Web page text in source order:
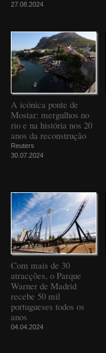
27.08.2024
A icónica ponte de
Mostar: mergulhos no
rio e na história nos 20
anos da reconstrução
Reuters
30.07.2024
Com mais de 30
atracções, o Parque
Warner de Madrid
recebe 50 mil
portugueses todos os
anos
04.04.2024